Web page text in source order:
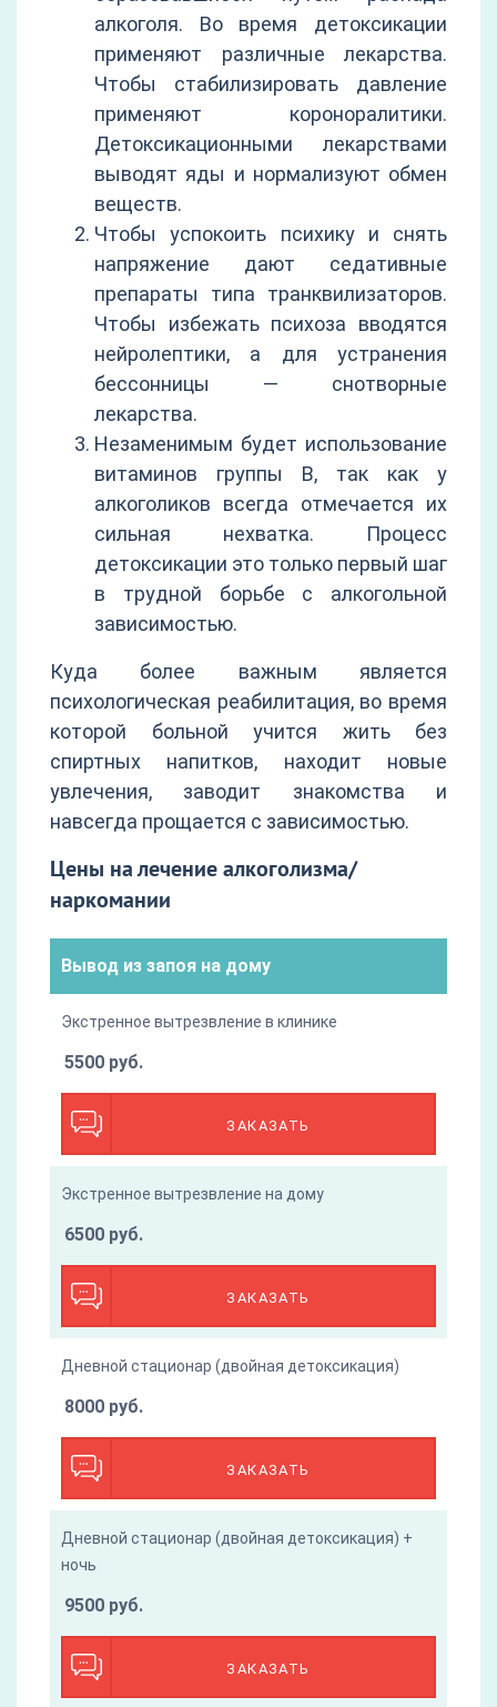
алкоголя. Во время детоксикации
применяют различные лекарства.
Чтобы стабилизировать давление
применяют короноралитики.
Детоксикационными лекарствами
выводят яды и нормализуют обмен
веществ.
Чтобы успокоить психику и снять
напряжение дают седативные
препараты типа транквилизаторов.
Чтобы избежать психоза вводятся
нейролептики, а для устранения
бессонницы — снотворные
лекарства.
Незаменимым будет использование
витаминов группы B, так как у
алкоголиков всегда отмечается их
сильная нехватка. Процесс
детоксикации это только первый шаг
в трудной борьбе с алкогольной
зависимостью.
Куда более важным является
психологическая реабилитация, во время
которой больной учится жить без
спиртных напитков, находит новые
увлечения, заводит знакомства и
навсегда прощается с зависимостью.
Цены на лечение алкоголизма/
наркомании
Вывод из запоя на дому
Экстренное вытрезвление в клинике
ЗАКАЗАТЬ
5500 руб.
Экстренное вытрезвление на дому
ЗАКАЗАТЬ
6500 руб.
Дневной стационар (двойная детоксикация)
ЗАКАЗАТЬ
8000 руб.
Дневной стационар (двойная детоксикация) +
ночь
ЗАКАЗАТЬ
9500 руб.